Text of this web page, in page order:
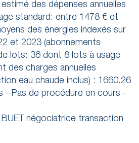
des dépenses annuelles
standard: entre 1478 € et
des énergies indexés sur
et 2023 (abonnements
lots: 36 dont 8 lots à usage
des charges annuelles
eau chaude inclus) : 1660.26
- Pas de procédure en cours -
négociatrice transaction